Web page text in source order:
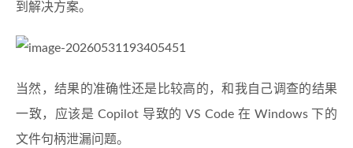
到解决方案。
当然，结果的准确性还是比较高的，和我自己调查的结果
一致，应该是 Copilot 导致的 VS Code 在 Windows 下的
文件句柄泄漏问题。